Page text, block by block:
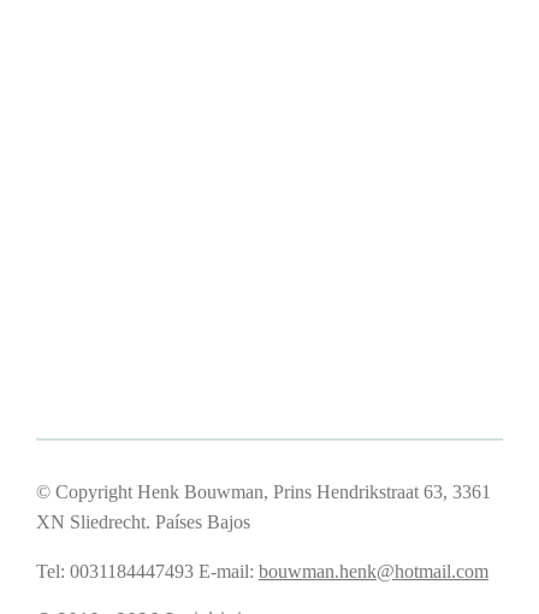
© Copyright Henk Bouwman, Prins Hendrikstraat 63, 3361
XN Sliedrecht. Países Bajos
Tel: 0031184447493 E-mail: bouwman.henk@hotmail.com